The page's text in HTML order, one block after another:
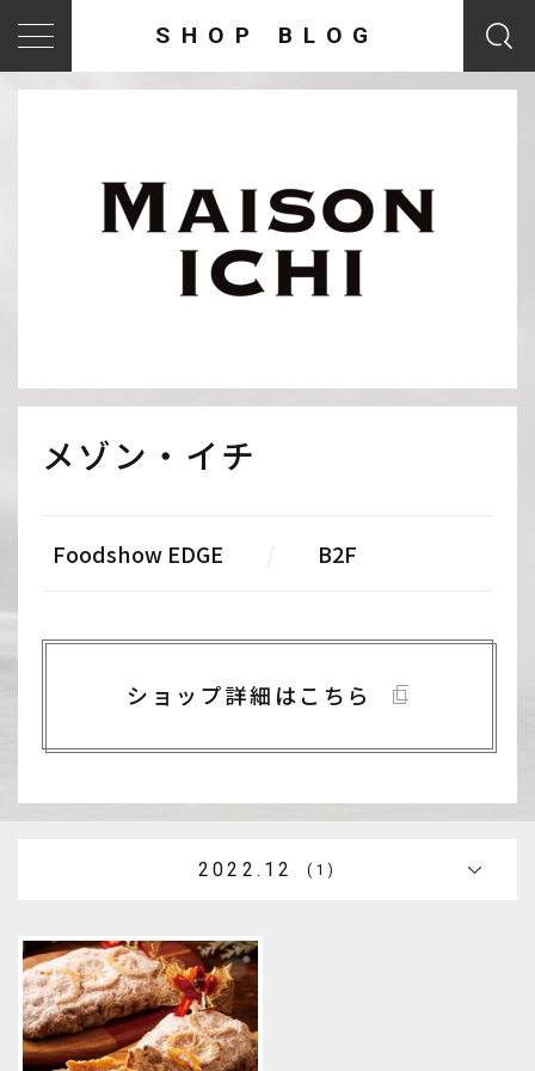
SHOP BLOG
メゾン・イチ
Foodshow EDGE B2F
ショップ詳細はこちら
2022.12 (1)